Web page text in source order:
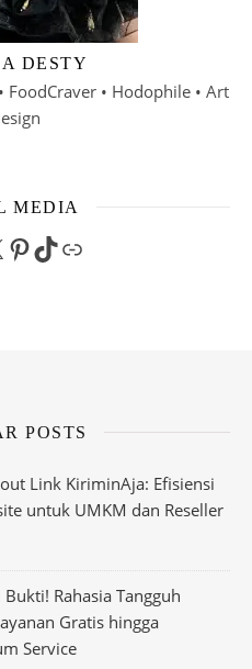
DESTY
FoodCraver • Hodophile • Art
MEDIA
Pinterest
TikTok
Link
POSTS
Link KiriminAja: Efisiensi
untuk UMKM dan Reseller
Rahasia Tangguh
Gratis hingga
Service